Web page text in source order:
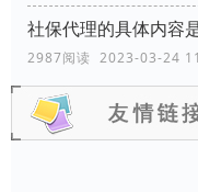
社保代理的具体内容
2987阅读 2023-03-24